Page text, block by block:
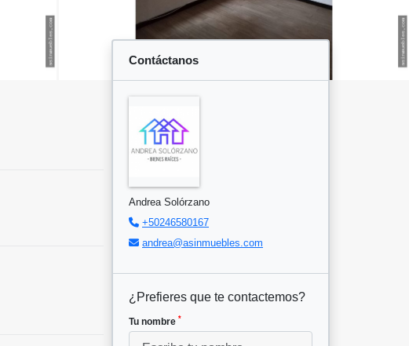
Contáctanos
Andrea Solórzano
+50246580167
andrea@asinmuebles.com
¿Prefieres que te contactemos?
Tu nombre *